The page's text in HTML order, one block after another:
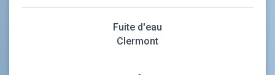
Fuite d'eau
Clermont